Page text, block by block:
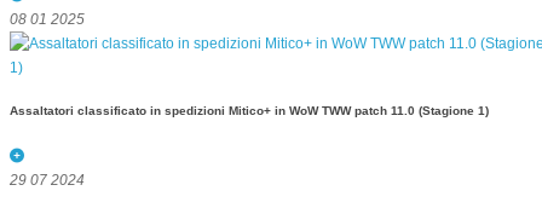
08 01 2025
Assaltatori classificato in spedizioni Mitico+ in WoW TWW patch 11.0 (Stagione 1)
29 07 2024